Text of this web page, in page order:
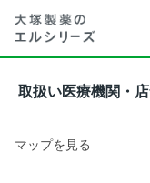
取扱い医療機関・
マップを見る